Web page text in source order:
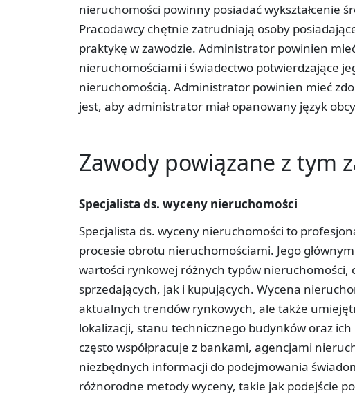
nieruchomości powinny posiadać wykształcenie
Pracodawcy chętnie zatrudniają osoby
praktykę w zawodzie. Administrator powinien
nieruchomościami i świadectwo potwierdzające
nieruchomością. Administrator powinien mieć
jest, aby administrator miał opanowany język
Zawody powiązane z tym
Specjalista ds. wyceny nieruchomości
Specjalista ds. wyceny nieruchomości to
procesie obrotu nieruchomościami. Jego
wartości rynkowej różnych typów nieruchomości,
sprzedających, jak i kupujących. Wycena
aktualnych trendów rynkowych, ale także
lokalizacji, stanu technicznego budynków oraz
często współpracuje z bankami, agencjami
niezbędnych informacji do podejmowania
różnorodne metody wyceny, takie jak podejście